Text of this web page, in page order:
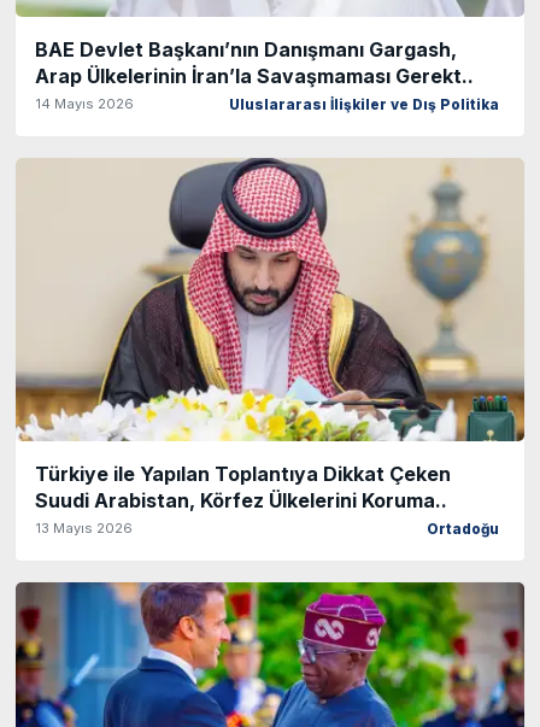
BAE Devlet Başkanı’nın Danışmanı Gargash,
Arap Ülkelerinin İran’la Savaşmaması Gerekt..
14 Mayıs 2026 Uluslararası İlişkiler ve Dış Politika
Türkiye ile Yapılan Toplantıya Dikkat Çeken
Suudi Arabistan, Körfez Ülkelerini Koruma..
13 Mayıs 2026 Ortadoğu